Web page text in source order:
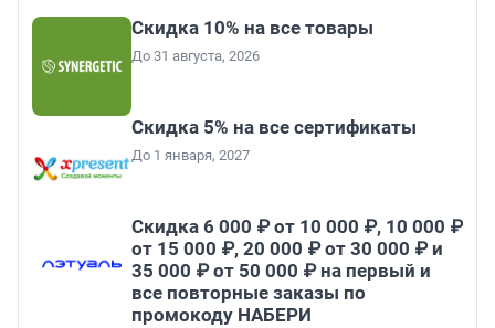
Скидка 10% на все товары
До 31 августа, 2026
Скидка 5% на все сертификаты
До 1 января, 2027
Скидка 6 000 ₽ от 10 000 ₽, 10 000 ₽
от 15 000 ₽, 20 000 ₽ от 30 000 ₽ и
35 000 ₽ от 50 000 ₽ на первый и
все повторные заказы по
промокоду НАБЕРИ